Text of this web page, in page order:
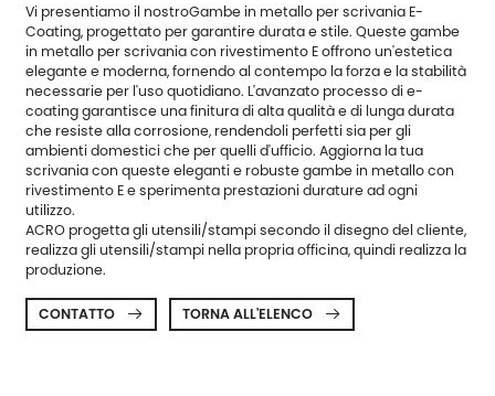
Vi presentiamo il nostroGambe in metallo per scrivania E-
Coating, progettato per garantire durata e stile. Queste gambe
in metallo per scrivania con rivestimento E offrono un'estetica
elegante e moderna, fornendo al contempo la forza e la stabilità
necessarie per l'uso quotidiano. L'avanzato processo di e-
coating garantisce una finitura di alta qualità e di lunga durata
che resiste alla corrosione, rendendoli perfetti sia per gli
ambienti domestici che per quelli d'ufficio. Aggiorna la tua
scrivania con queste eleganti e robuste gambe in metallo con
rivestimento E e sperimenta prestazioni durature ad ogni
utilizzo.
ACRO progetta gli utensili/stampi secondo il disegno del cliente,
realizza gli utensili/stampi nella propria officina, quindi realizza la
produzione.
CONTATTO  TORNA ALL'ELENCO 